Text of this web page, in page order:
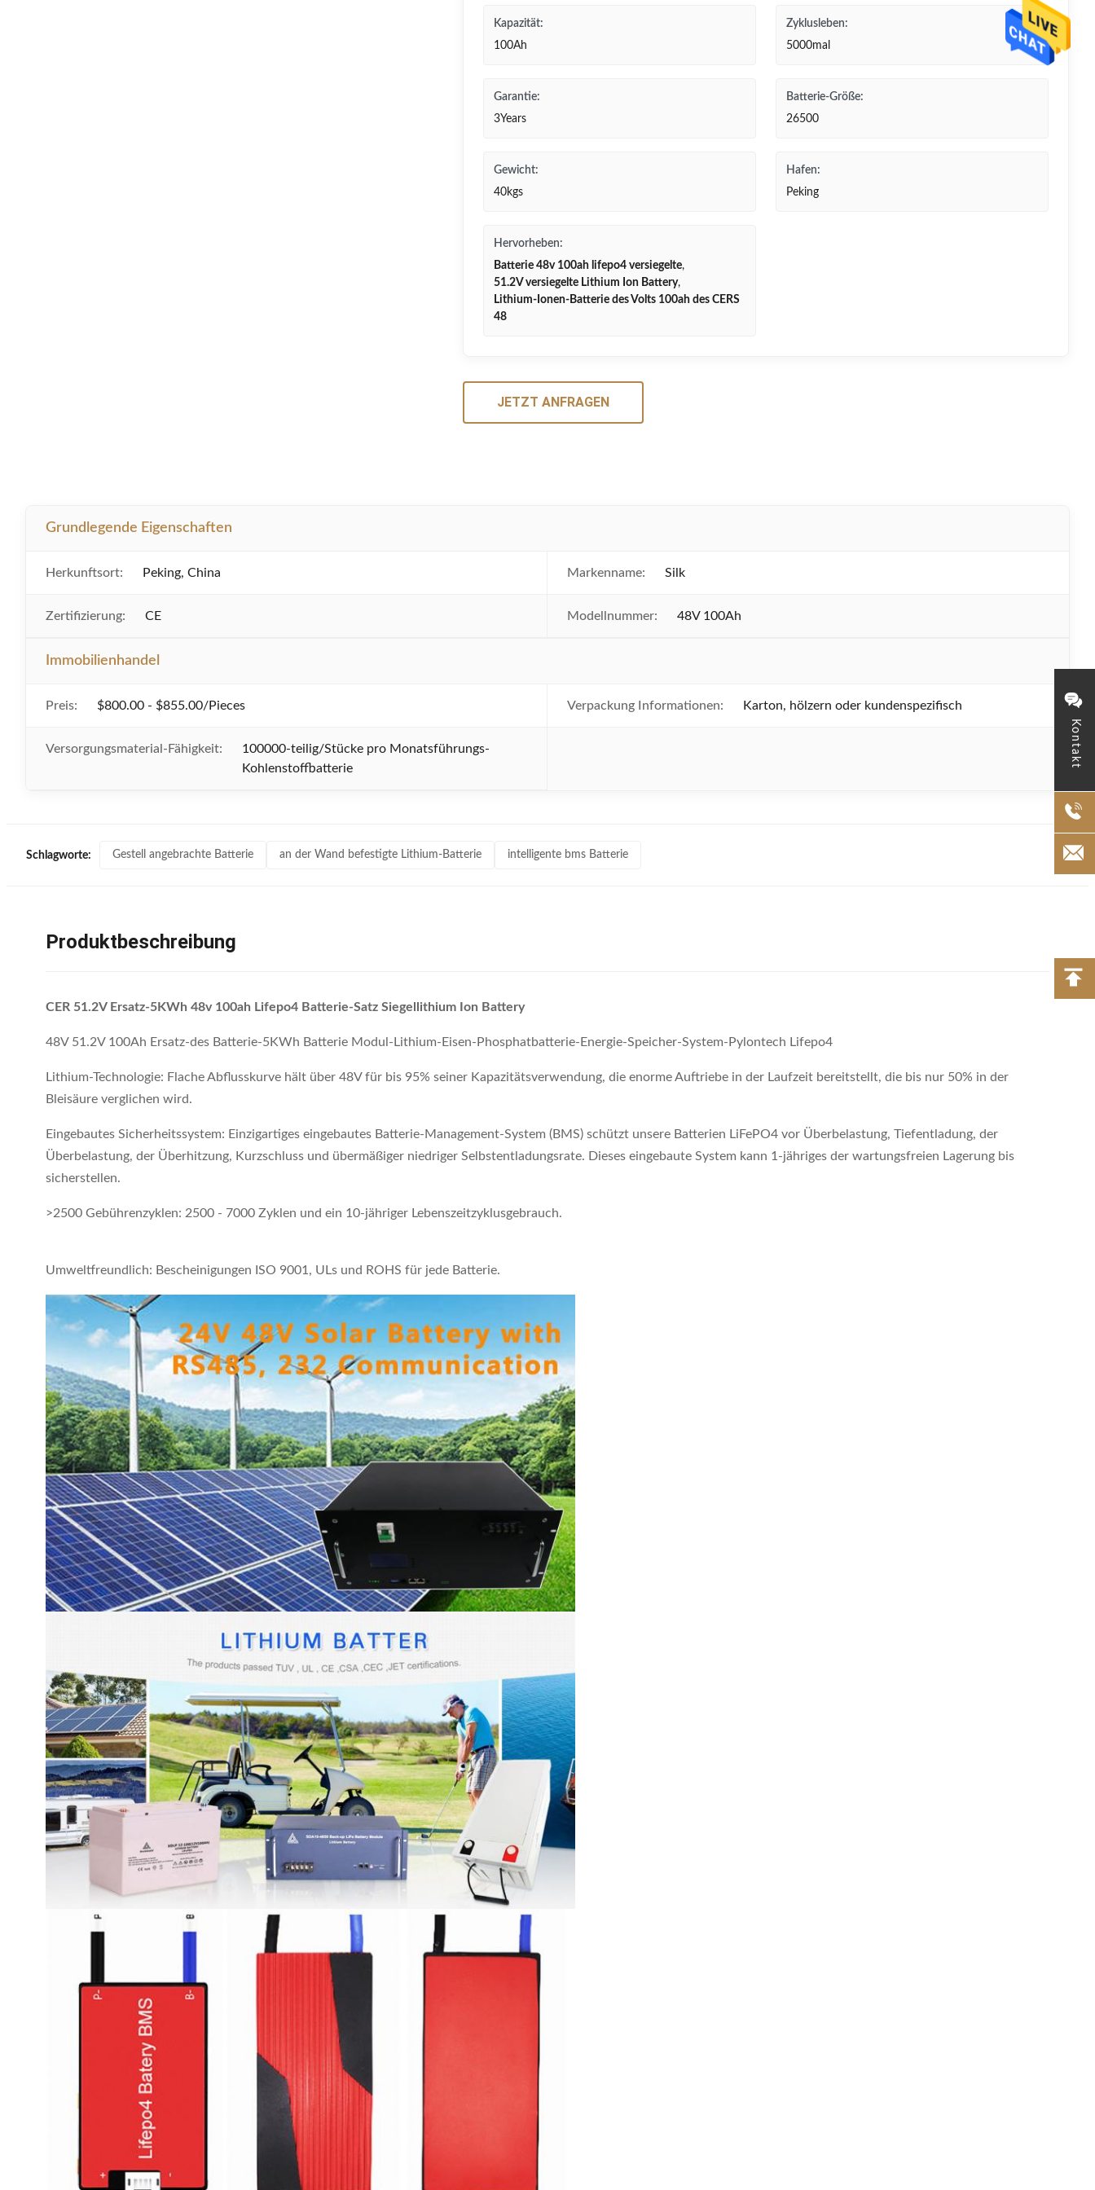
Kontakt
Kapazität:
100Ah
Zyklusleben:
5000mal
Garantie:
3Years
Batterie-Größe:
26500
Gewicht:
40kgs
Hafen:
Peking
Hervorheben:
Batterie 48v 100ah lifepo4 versiegelte,
51.2V versiegelte Lithium Ion Battery,
Lithium-Ionen-Batterie des Volts 100ah des CERS
48
JETZT ANFRAGEN
Grundlegende Eigenschaften
Herkunftsort: Peking, China Markenname: Silk
Zertifizierung: CE Modellnummer: 48V 100Ah
Immobilienhandel
Preis: $800.00 - $855.00/Pieces Verpackung Informationen: Karton, hölzern oder kundenspezifisch
Versorgungsmaterial-Fähigkeit:
100000-teilig/Stücke pro Monatsführungs-
Kohlenstoffbatterie
Schlagworte: Gestell angebrachte Batterie an der Wand befestigte Lithium-Batterie intelligente bms Batterie
Produktbeschreibung
CER 51.2V Ersatz-5KWh 48v 100ah Lifepo4 Batterie-Satz Siegellithium Ion Battery
48V 51.2V 100Ah Ersatz-des Batterie-5KWh Batterie Modul-Lithium-Eisen-Phosphatbatterie-Energie-Speicher-System-Pylontech Lifepo4
Lithium-Technologie: Flache Abflusskurve hält über 48V für bis 95% seiner Kapazitätsverwendung, die enorme Auftriebe in der Laufzeit bereitstellt, die bis nur 50% in der
Bleisäure verglichen wird.
Eingebautes Sicherheitssystem: Einzigartiges eingebautes Batterie-Management-System (BMS) schützt unsere Batterien LiFePO4 vor Überbelastung, Tiefentladung, der
Überbelastung, der Überhitzung, Kurzschluss und übermäßiger niedriger Selbstentladungsrate. Dieses eingebaute System kann 1-jähriges der wartungsfreien Lagerung bis
sicherstellen.
>2500 Gebührenzyklen: 2500 - 7000 Zyklen und ein 10-jähriger Lebenszeitzyklusgebrauch.
Umweltfreundlich: Bescheinigungen ISO 9001, ULs und ROHS für jede Batterie.